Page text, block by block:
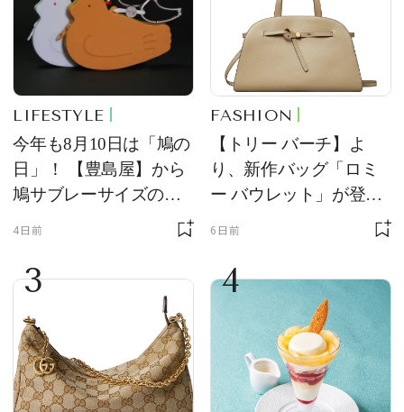
LIFESTYLE
今年も8月10日は「鳩の
日」！ 【豊島屋】から
鳩サブレーサイズのポ
ーチ「はとっこ」を限
4日前
FASHION
【トリー バーチ】よ
り、新作バッグ「ロミ
ー バウレット」が登
場！ デザイン性と収納
6日前
3 4